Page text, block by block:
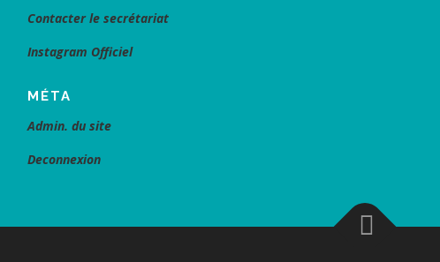
Contacter le secrétariat
Instagram Officiel
MÉTA
Admin. du site
Deconnexion